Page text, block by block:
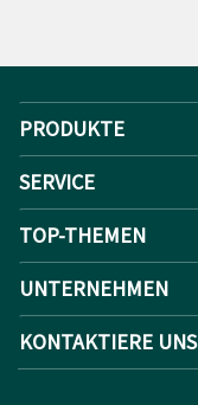
PRODUKTE
SERVICE
TOP-THEMEN
UNTERNEHMEN
KONTAKTIERE UNS